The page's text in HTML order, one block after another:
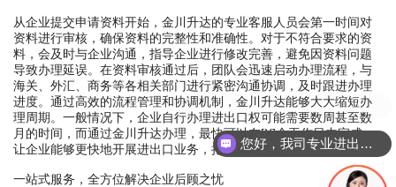
从企业提交申请资料开始，金川升达的专业客服人员会第一时间对
资料进行审核，确保资料的完整性和准确性。对于不符合要求的资
料，会及时与企业沟通，指导企业进行修改完善，避免因资料问题
导致办理延误。在资料审核通过后，团队会迅速启动办理流程，与
海关、外汇、商务等各相关部门进行紧密沟通协调，及时跟进办理
进度。通过高效的流程管理和协调机制，金川升达能够大大缩短办
理周期。一般情况下，企业自行办理进出口权可能需要数周甚至数
月的时间，而通过金川升达办理，最快可以在[X]个工作日内完成，
让企业能够更快地开展进出口业务，抢占市场先机。
一站式服务，全方位解决企业后顾之忧
您好，我司专业进出口报关，国际运输，仓储配送
您需要海运，空运，还是其它服务